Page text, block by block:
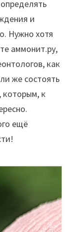
и
Нужно хотя
аммонит.ру,
как
же состоять
которым, к
ещё